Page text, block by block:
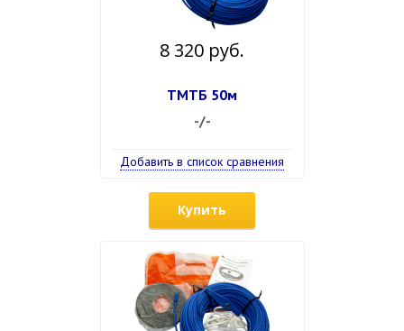
8 320 руб.
ТМТБ 50м
-/-
Добавить в список сравнения
Купить